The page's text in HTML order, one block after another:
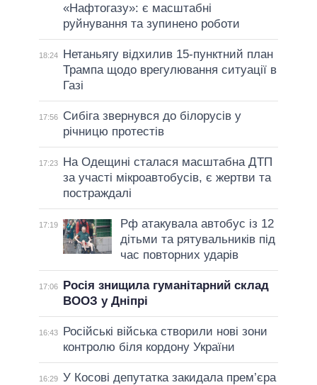
«Нафтогазу»: є масштабні
руйнування та зупинено роботи
18:24
Нетаньягу відхилив 15-пунктний план
Трампа щодо врегулювання ситуації в
Газі
17:56
Сибіга звернувся до білорусів у
річницю протестів
17:23
На Одещині сталася масштабна ДТП
за участі мікроавтобусів, є жертви та
постраждалі
17:19
Рф атакувала автобус із 12
дітьми та рятувальників під
час повторних ударів
17:06
Росія знищила гуманітарний склад
ВООЗ у Дніпрі
16:43
Російські війська створили нові зони
контролю біля кордону України
16:29 У Косові депутатка закидала прем’єра